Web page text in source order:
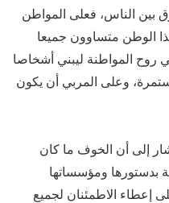
بين الناس، فعلى المواطن
الوطن متساوون جميعا
روح المواطنة ليبني أشخاصا
وعلى المربي أن يكون
إلى أن الخوف ما كان
بدستورها ومؤسساتها
إعطاء الاطمئنان لجميع